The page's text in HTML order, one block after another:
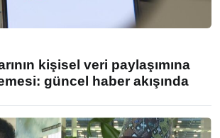
kişisel veri paylaşımına
güncel haber akışında